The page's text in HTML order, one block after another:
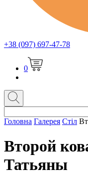
+38 (097) 697-47-78
0
Головна Галерея Стіл
Второй
Татьяны